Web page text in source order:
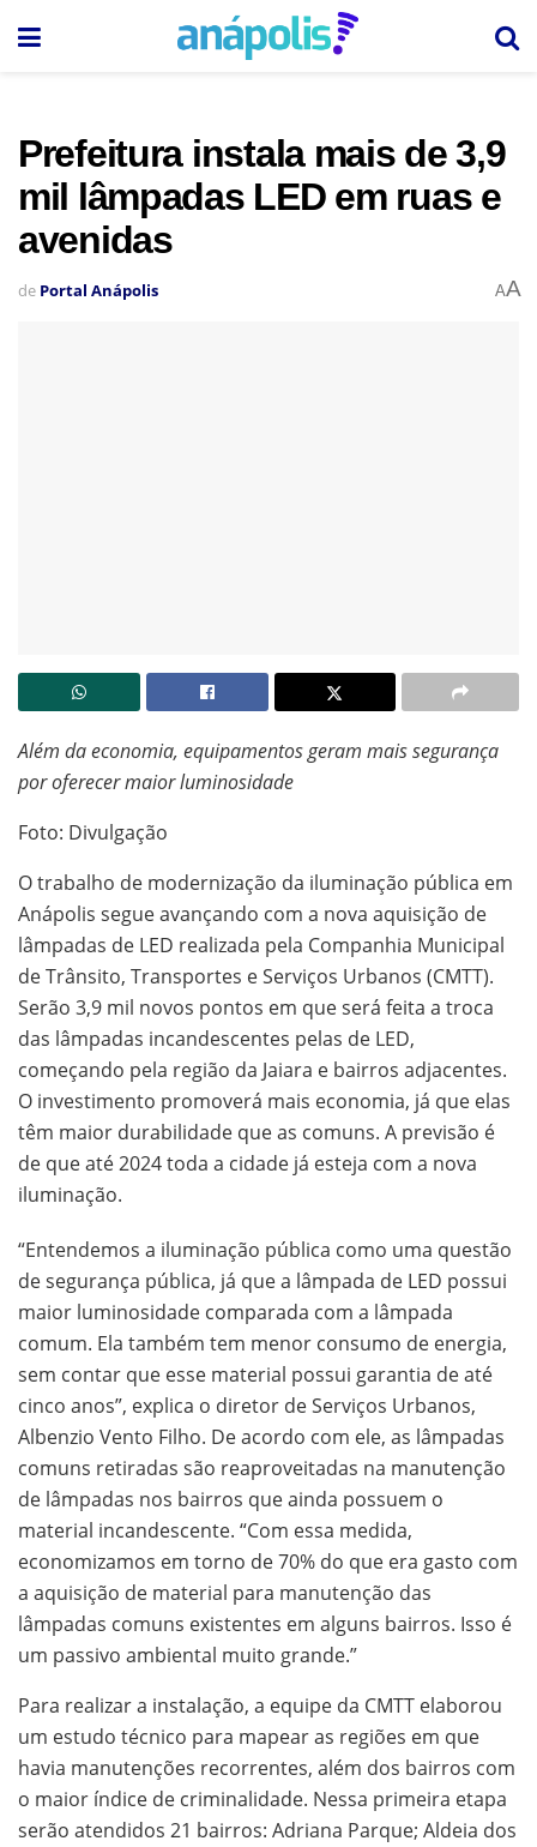
Prefeitura instala mais de 3,9
mil lâmpadas LED em ruas e
avenidas
de Portal Anápolis AA
Além da economia, equipamentos geram mais segurança
por oferecer maior luminosidade
Foto: Divulgação
O trabalho de modernização da iluminação pública em
Anápolis segue avançando com a nova aquisição de
lâmpadas de LED realizada pela Companhia Municipal
de Trânsito, Transportes e Serviços Urbanos (CMTT).
Serão 3,9 mil novos pontos em que será feita a troca
das lâmpadas incandescentes pelas de LED,
começando pela região da Jaiara e bairros adjacentes.
O investimento promoverá mais economia, já que elas
têm maior durabilidade que as comuns. A previsão é
de que até 2024 toda a cidade já esteja com a nova
iluminação.
“Entendemos a iluminação pública como uma questão
de segurança pública, já que a lâmpada de LED possui
maior luminosidade comparada com a lâmpada
comum. Ela também tem menor consumo de energia,
sem contar que esse material possui garantia de até
cinco anos”, explica o diretor de Serviços Urbanos,
Albenzio Vento Filho. De acordo com ele, as lâmpadas
comuns retiradas são reaproveitadas na manutenção
de lâmpadas nos bairros que ainda possuem o
material incandescente. “Com essa medida,
economizamos em torno de 70% do que era gasto com
a aquisição de material para manutenção das
lâmpadas comuns existentes em alguns bairros. Isso é
um passivo ambiental muito grande.”
Para realizar a instalação, a equipe da CMTT elaborou
um estudo técnico para mapear as regiões em que
havia manutenções recorrentes, além dos bairros com
o maior índice de criminalidade. Nessa primeira etapa
serão atendidos 21 bairros: Adriana Parque; Aldeia dos